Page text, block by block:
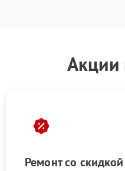
Акции
Ремонт со скидкой